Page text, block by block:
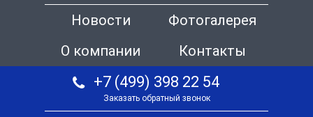
Новости
Фотогалерея
О компании
Контакты
+7 (499) 398 22 54
Заказать обратный звонок